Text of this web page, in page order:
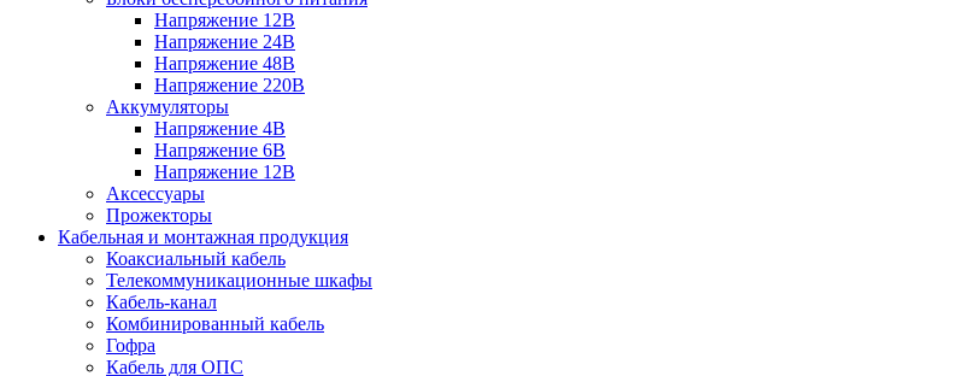
Напряжение 12В
Напряжение 24В
Напряжение 48В
Напряжение 220В
Аккумуляторы
Напряжение 4В
Напряжение 6В
Напряжение 12В
Аксессуары
Прожекторы
Кабельная и монтажная продукция
Коаксиальный кабель
Телекоммуникационные шкафы
Кабель-канал
Комбинированный кабель
Гофра
Кабель для ОПС